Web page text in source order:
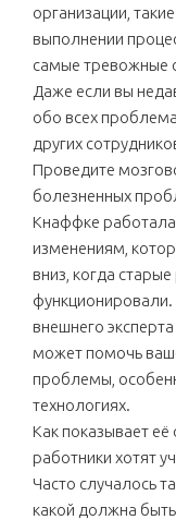
организации,
выполнении
самые тревожные
Даже если вы
обо всех
других
Проведите
болезненных
Кнаффке
изменениям,
вниз, когда
внешнего
может помочь
проблемы,
технологиях.
Как показывает
работники хотят
Часто случалось
какой должна быть